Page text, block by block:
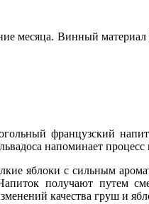
месяца. Винный
французский
напоминает
яблоки с сильным
получают путем
качества груш и